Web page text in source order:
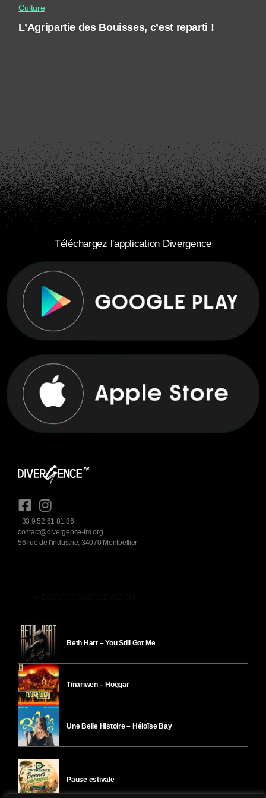
Culture
L’Agripartie des Bouisses, c’est reparti !
Téléchargez l'application Divergence
+33 9 52 61 81 36
contact@divergence-fm.org
56 rue de l'industrie, 34070 Montpellier
Beth Hart – You Still Got Me
Tinariwen – Hoggar
Une Belle Histoire – Héloïse Bay
Pause estivale